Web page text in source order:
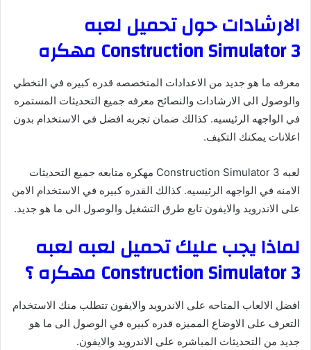
الارشادات حول تحميل لعبه
Construction Simulator 3 مهكره
معرفه ما هو جديد من الاعدادات المتخصصه قدره كبيره في التخطي
والوصول الى الارشادات والنصائح معرفه جميع التحديثات المستمره
في الواجهه الرئيسيه. كذالك ضمان تجربه افضل في الاستخدام بدون
اعلانات يمكنك التكيف.
لعبه Construction Simulator 3 مهكره متابعه جميع التحديثات
الامنه في الواجهه الرئيسيه. كذالك القدره كبيره في الاستخدام الامن
على الاندرويد والايفون تابع طرق التشغيل والوصول الى ما هو جديد.
لماذا يجب عليك تحميل لعبه لعبه
Construction Simulator 3 مهكره ؟
افضل الالعاب المتاحه على الاندرويد والايفون تتطلب منك الاستخدام
التعرف على الاوضاع المميزه قدره كبيره في الوصول الى ما هو
جديد من التحديثات المباشره على الاندرويد والايفون.